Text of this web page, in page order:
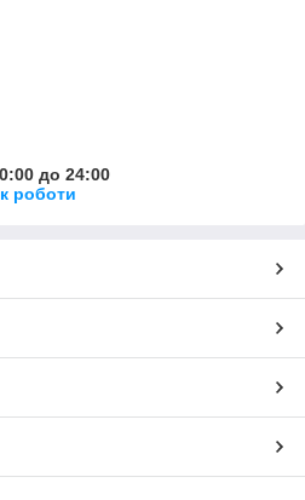
до 24:00
роботи